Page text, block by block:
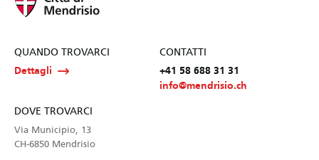
QUANDO TROVARCI
Dettagli
CONTATTI
+41 58 688 31 31
info@mendrisio.ch
DOVE TROVARCI
Via Municipio, 13
CH-6850 Mendrisio